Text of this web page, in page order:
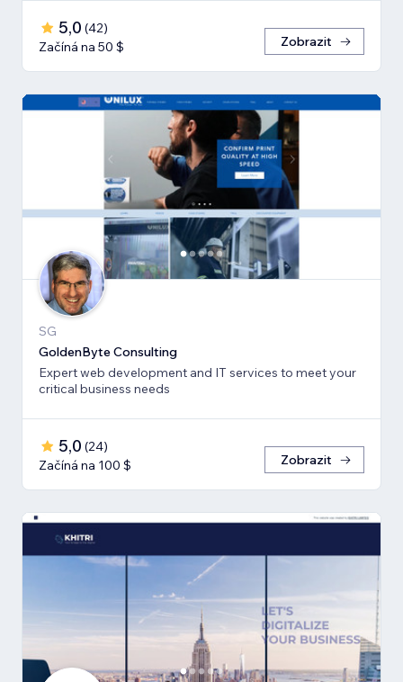
5,0 (42)
Začíná na 50 $
Zobrazit
SG
GoldenByte Consulting
Expert web development and IT services to meet your
critical business needs
5,0 (24)
Začíná na 100 $
Zobrazit